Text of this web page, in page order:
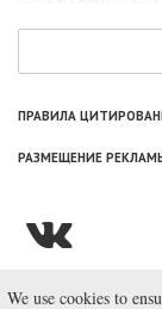
ПРАВИЛА
РАЗМЕЩЕНИЕ
© ООО
We use cookies to